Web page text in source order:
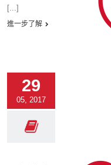
[...]
進一步了解
29
05, 2017